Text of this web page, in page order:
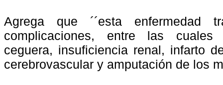
Agrega que ´´esta enfermedad
complicaciones, entre las cuales
ceguera, insuficiencia renal, infarto
cerebrovascular y amputación de los